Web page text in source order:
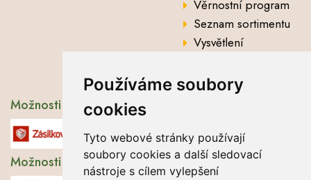
Používáme soubory
cookies
Tyto webové stránky používají
soubory cookies a další sledovací
nástroje s cílem vylepšení
Věrnostní program
Seznam sortimentu
Vysvětlení
Možnosti dopravy
Možnosti platby